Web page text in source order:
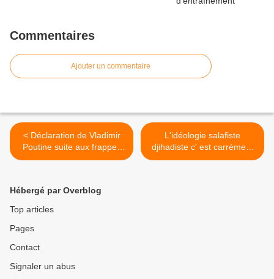
Commentaires
Ajouter un commentaire
< Déclaration de Vladimir
Poutine suite aux frappes
occidentales en Syrie
L'idéologie salafiste
djihadiste c' est carrément
du wahhabisme saoudiens.
Hébergé par Overblog
Top articles
Pages
Contact
Signaler un abus